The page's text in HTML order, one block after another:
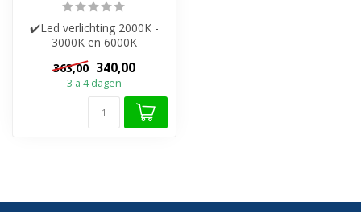
✔️Led verlichting 2000K -
3000K en 6000K
✔️Spiegelverwarming
✔️Touche bediening ...
363,00 340,00
3 a 4 dagen